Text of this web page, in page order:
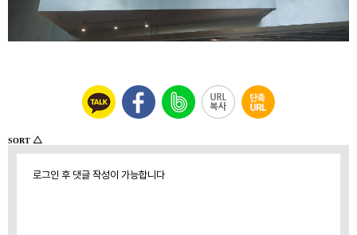
SORT △
로그인 후 댓글 작성이 가능합니다